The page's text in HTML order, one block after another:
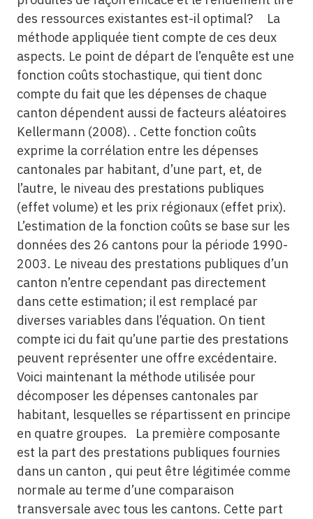
des ressources existantes est-il optimal? La
méthode appliquée tient compte de ces deux
aspects. Le point de départ de l’enquête est une
fonction coûts stochastique, qui tient donc
compte du fait que les dépenses de chaque
canton dépendent aussi de facteurs aléatoires
Kellermann (2008). . Cette fonction coûts
exprime la corrélation entre les dépenses
cantonales par habitant, d’une part, et, de
l’autre, le niveau des prestations publiques
(effet volume) et les prix régionaux (effet prix).
L’estimation de la fonction coûts se base sur les
données des 26 cantons pour la période 1990-
2003. Le niveau des prestations publiques d’un
canton n’entre cependant pas directement
dans cette estimation; il est remplacé par
diverses variables dans l’équation. On tient
compte ici du fait qu’une partie des prestations
peuvent représenter une offre excédentaire.
Voici maintenant la méthode utilisée pour
décomposer les dépenses cantonales par
habitant, lesquelles se répartissent en principe
en quatre groupes. La première composante
est la part des prestations publiques fournies
dans un canton , qui peut être légitimée comme
normale au terme d’une comparaison
transversale avec tous les cantons. Cette part